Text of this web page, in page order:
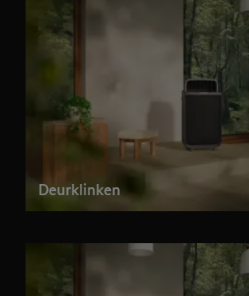
Deurklinken